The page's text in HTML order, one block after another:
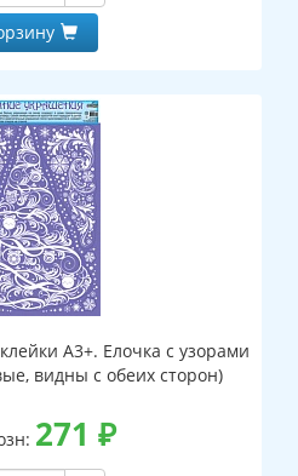
А3+. Елочка с узорами
видны с обеих сторон)
271 ₽